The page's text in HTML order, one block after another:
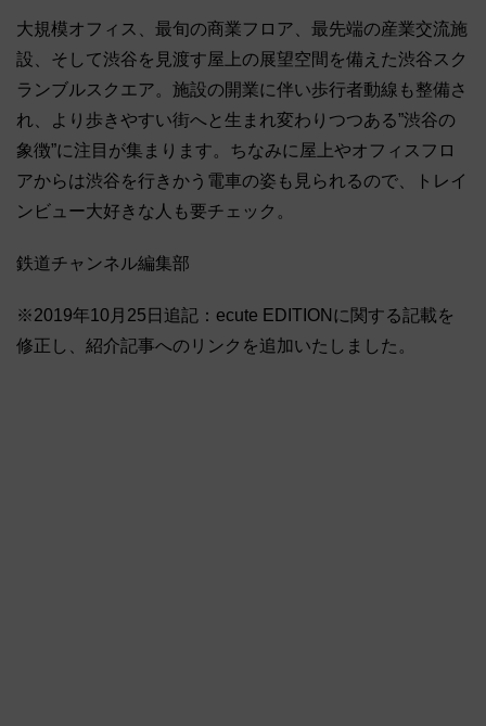
大規模オフィス、最旬の商業フロア、最先端の産業交流施
設、そして渋谷を見渡す屋上の展望空間を備えた渋谷スク
ランブルスクエア。施設の開業に伴い歩行者動線も整備さ
れ、より歩きやすい街へと生まれ変わりつつある”渋谷の
象徴”に注目が集まります。ちなみに屋上やオフィスフロ
アからは渋谷を行きかう電車の姿も見られるので、トレイ
ンビュー大好きな人も要チェック。
鉄道チャンネル編集部
※2019年10月25日追記：ecute EDITIONに関する記載を
修正し、紹介記事へのリンクを追加いたしました。